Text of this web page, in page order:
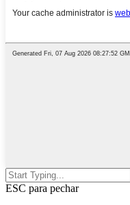
ESC para pechar